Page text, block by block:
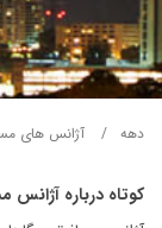
دهه آژانس های
کوتاه درباره